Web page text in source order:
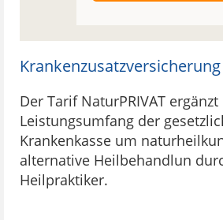
Der Tarif NaturPRIVAT ergänzt
Leistungsumfang der
Krankenkasse um
alternative Heilbehandlun
Heilpraktiker.